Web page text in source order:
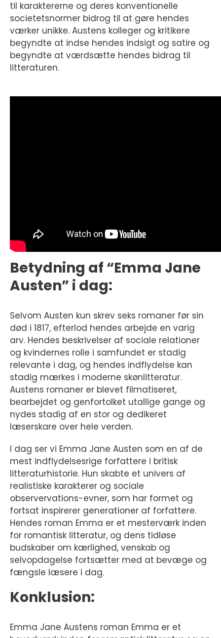
til karaktererne og deres konventionelle
societetsnormer bidrog til at gøre hendes
værker unikke. Austens kolleger og kritikere
begyndte at indse hendes indsigt og satire og
begyndte at værdsætte hendes bidrag til
litteraturen.
Betydning af “Emma Jane
Austen” i dag:
Selvom Austen kun skrev seks romaner før sin
død i 1817, efterlod hendes arbejde en varig
arv. Hendes beskrivelser af sociale relationer
og kvindernes rolle i samfundet er stadig
relevante i dag, og hendes indflydelse kan
stadig mærkes i moderne skønlitteratur.
Austens romaner er blevet filmatiseret,
bearbejdet og genfortolket utallige gange og
nydes stadig af en stor og dedikeret
læserskare over hele verden.
I dag ser vi Emma Jane Austen som en af de
mest indflydelsesrige forfattere i britisk
litteraturhistorie. Hun skabte et univers af
realistiske karakterer og sociale
observervations-evner, som har formet og
fortsat inspirerer generationer af forfattere.
Hendes roman Emma er et mesterværk inden
for romantisk litteratur, og dens tidløse
budskaber om kærlighed, venskab og
selvopdagelse fortsætter med at bevæge og
fængsle læsere i dag.
Konklusion:
Emma Jane Austens roman Emma er et